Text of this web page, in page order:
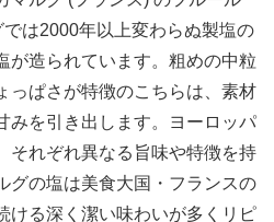
では2000年以上変わらぬ製塩の
が造られています。粗めの中粒
っぱさが特徴のこちらは、素材
みを引き出します。ヨーロッパ
それぞれ異なる旨味や特徴を持
グの塩は美食大国・フランスの
ける深く潔い味わいが多くリピ